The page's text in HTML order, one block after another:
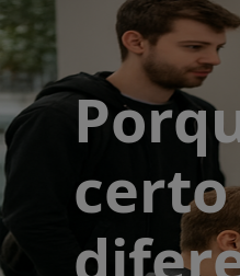
POLÍTICAS
CANDIDATURA
ONDE